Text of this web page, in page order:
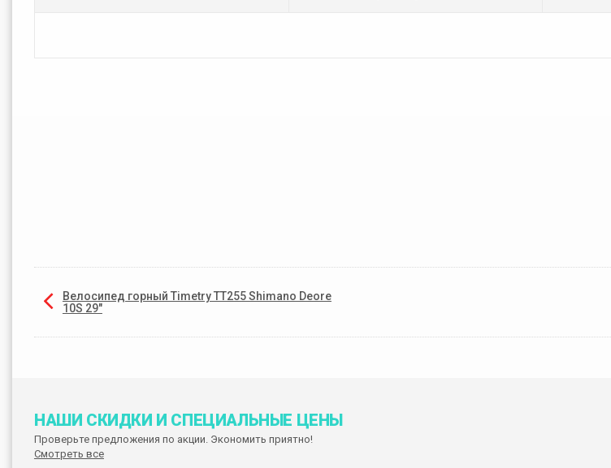
Велосипед горный Timetry TT255 Shimano Deore
10S 29"
НАШИ СКИДКИ И СПЕЦИАЛЬНЫЕ ЦЕНЫ
Проверьте предложения по акции. Экономить приятно!
Смотреть все